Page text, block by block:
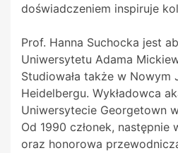
doświadczeniem inspiruje
Prof. Hanna Suchocka jest
Uniwersytetu Adama
Studiowała także w Nowym
Heidelbergu. Wykładowca
Uniwersytecie Georgetown
Od 1990 członek,
oraz honorowa